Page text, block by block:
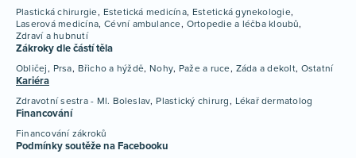
Plastická chirurgie Estetická medicína Estetická gynekologie
Laserová medicína Cévní ambulance Ortopedie a léčba kloubů
Zdraví a hubnutí
Zákroky dle částí těla
Obličej Prsa Břicho a hýždě Nohy Paže a ruce Záda a dekolt Ostatní
Kariéra
Zdravotní sestra - Ml. Boleslav Plastický chirurg Lékař dermatolog
Financování
Financování zákroků
Podmínky soutěže na Facebooku